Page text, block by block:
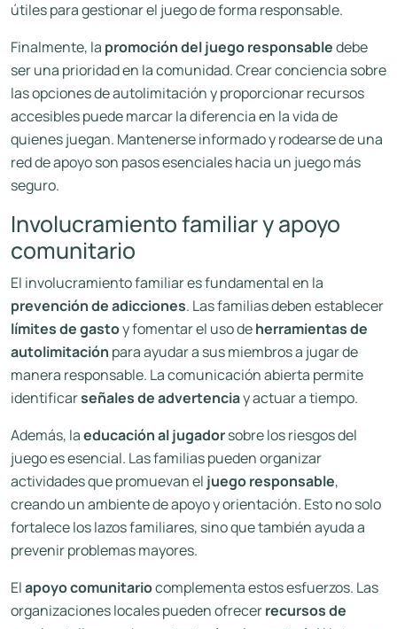
útiles para gestionar el juego de forma responsable.
Finalmente, la promoción del juego responsabledebe
ser una prioridad en la comunidad. Crear conciencia sobre
las opciones de autolimitación y proporcionar recursos
accesibles puede marcar la diferencia en la vida de
quienes juegan. Mantenerse informado y rodearse de una
red de apoyo son pasos esenciales hacia un juego más
seguro.
Involucramiento familiar y apoyo
comunitario
El involucramiento familiar es fundamental en la
prevención de adicciones. Las familias deben establecer
límites de gastoy fomentar el uso deherramientas de
autolimitación para ayudar a sus miembros a jugar de
manera responsable. La comunicación abierta permite
identificarseñales de advertenciay actuar a tiempo.
Además, laeducación al jugadorsobre los riesgos del
juego es esencial. Las familias pueden organizar
actividades que promuevan el juego responsable,
creando un ambiente de apoyo y orientación. Esto no solo
fortalece los lazos familiares, sino que también ayuda a
prevenir problemas mayores.
Elapoyo comunitariocomplementa estos esfuerzos. Las
organizaciones locales pueden ofrecerrecursos de